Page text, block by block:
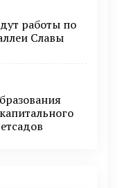
работы по
Славы